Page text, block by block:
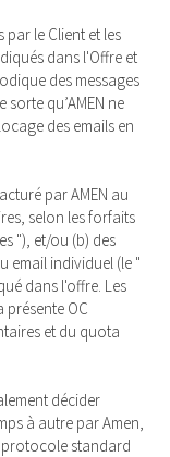
par le Client et les
dans l'Offre et
des messages
qu’AMEN ne
des emails en
par AMEN au
selon les forfaits
"), et/ou (b) des
email individuel (le "
dans l'offre. Les
OC
et du quota
décider
à autre par Amen,
protocole standard